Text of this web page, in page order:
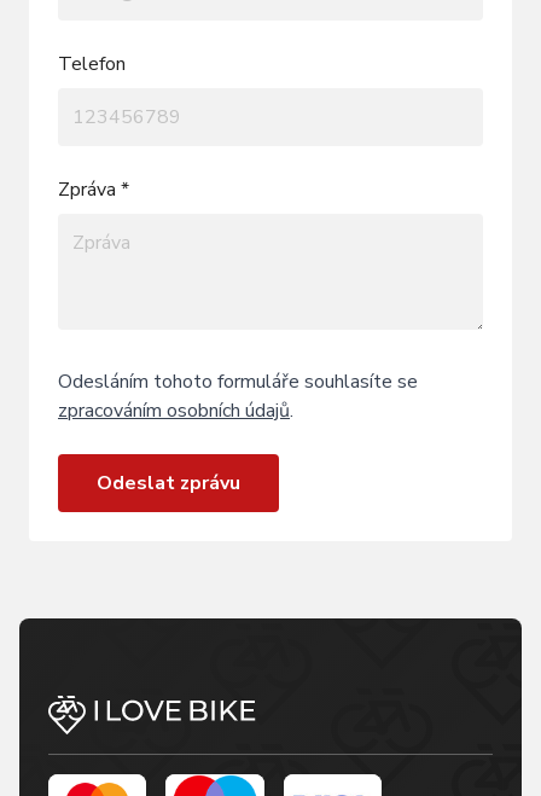
Telefon
Zpráva *
Odesláním tohoto formuláře souhlasíte se
zpracováním osobních údajů.
Odeslat zprávu